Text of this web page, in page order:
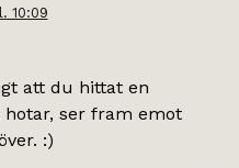
10:09
att du hittat en
hotar, ser fram emot
:)